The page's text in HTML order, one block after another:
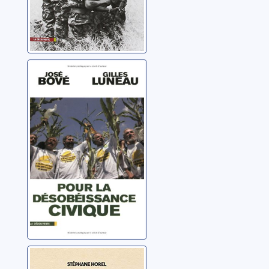
Pour la
désobéissance
civique
Bové, José
Lobbytomie: